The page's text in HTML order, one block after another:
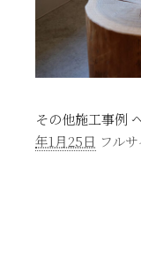
その他施工事例
年1月25日 フル